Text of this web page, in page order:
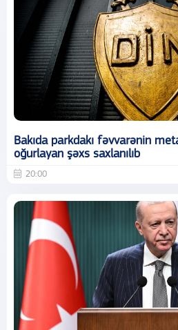
Bakıda parkdakı fəvvarənin
oğurlayan şəxs saxlanılıb
20:00